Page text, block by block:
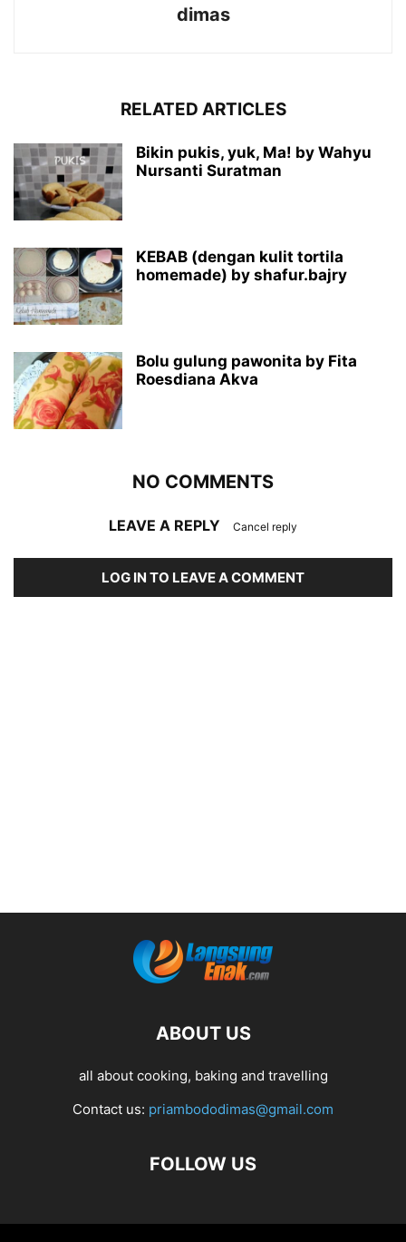
dimas
RELATED ARTICLES
Bikin pukis, yuk, Ma! by Wahyu
Nursanti Suratman
KEBAB (dengan kulit tortila
homemade) by shafur.bajry
Bolu gulung pawonita by Fita
Roesdiana Akva
NO COMMENTS
LEAVE A REPLY Cancel reply
LOG IN TO LEAVE A COMMENT
ABOUT US
all about cooking, baking and travelling
Contact us: priambododimas@gmail.com
FOLLOW US